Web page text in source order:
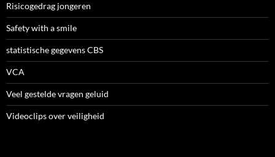
Risicogedrag jongeren
Safety with a smile
statistische gegevens CBS
VCA
Veel gestelde vragen geluid
Videoclips over veiligheid